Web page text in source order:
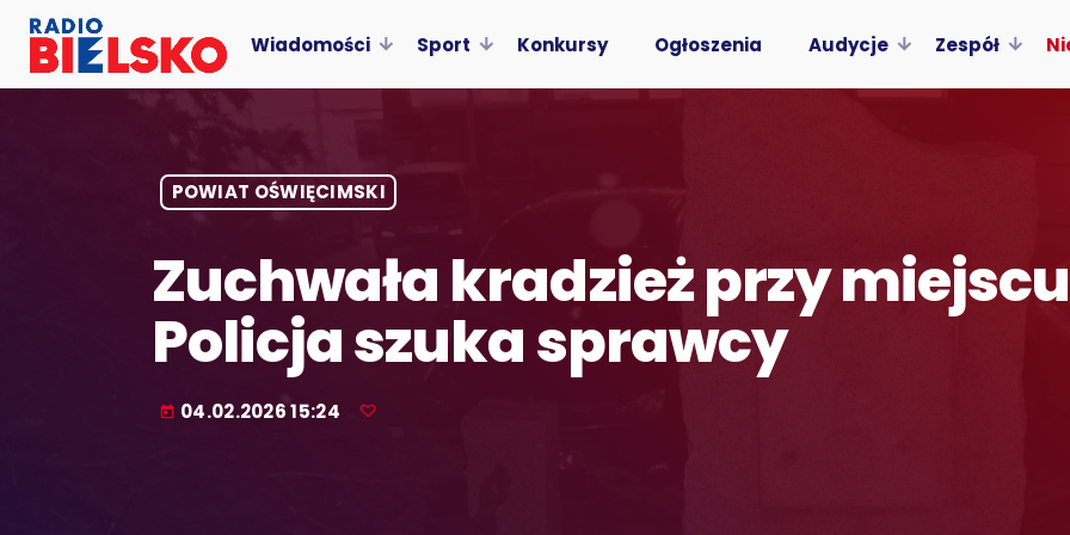
Wiadomości Sport Konkursy Ogłoszenia Audycje Zespół
POWIAT OŚWIĘCIMSKI
Zuchwała kradzież przy
Policja szuka sprawcy
today 04.02.2026 15:24